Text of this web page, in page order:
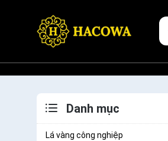
Danh mục
Lá vàng công nghiệp